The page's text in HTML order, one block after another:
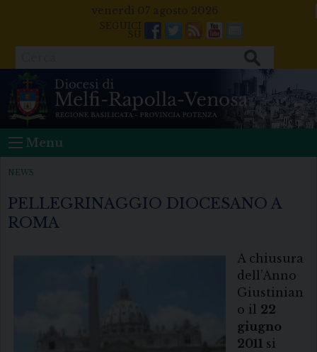
venerdì 07 agosto 2026
Facebook
Twitter
FeedsYoutube
Mail
Menu
NEWS
PELLEGRINAGGIO DIOCESANO A
ROMA
A chiusura
dell’Anno
Giustinian
o il 22
giugno
2011 si